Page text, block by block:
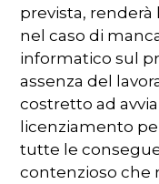
prevista, renderà
nel caso di
informatico sul
assenza del
costretto ad
licenziamento
tutte le
contenzioso che